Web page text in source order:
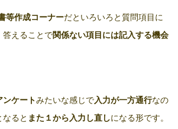
等作成コーナーだといろいろと質問項目に
答えることで関係ない項目には記入する機会
ケートみたいな感じで入力が一方通行なの
ると また１から入力し直しになる形です。